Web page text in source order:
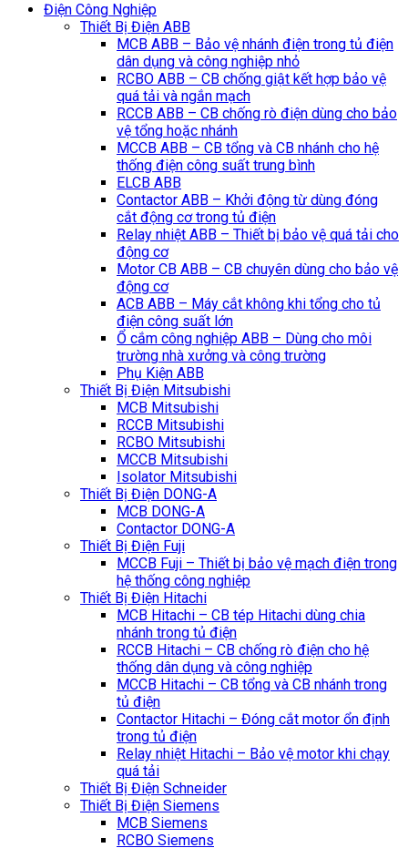
Điện Công Nghiệp
Thiết Bị Điện ABB
MCB ABB – Bảo vệ nhánh điện trong tủ điện
dân dụng và công nghiệp nhỏ
RCBO ABB – CB chống giật kết hợp bảo vệ
quá tải và ngắn mạch
RCCB ABB – CB chống rò điện dùng cho bảo
vệ tổng hoặc nhánh
MCCB ABB – CB tổng và CB nhánh cho hệ
thống điện công suất trung bình
ELCB ABB
Contactor ABB – Khởi động từ dùng đóng
cắt động cơ trong tủ điện
Relay nhiệt ABB – Thiết bị bảo vệ quá tải cho
động cơ
Motor CB ABB – CB chuyên dùng cho bảo vệ
động cơ
ACB ABB – Máy cắt không khi tổng cho tủ
điện công suất lớn
Ổ cắm công nghiệp ABB – Dùng cho môi
trường nhà xưởng và công trường
Phụ Kiện ABB
Thiết Bị Điện Mitsubishi
MCB Mitsubishi
RCCB Mitsubishi
RCBO Mitsubishi
MCCB Mitsubishi
Isolator Mitsubishi
Thiết Bị Điện DONG-A
MCB DONG-A
Contactor DONG-A
Thiết Bị Điện Fuji
MCCB Fuji – Thiết bị bảo vệ mạch điện trong
hệ thống công nghiệp
Thiết Bị Điện Hitachi
MCB Hitachi – CB tép Hitachi dùng chia
nhánh trong tủ điện
RCCB Hitachi – CB chống rò điện cho hệ
thống dân dụng và công nghiệp
MCCB Hitachi – CB tổng và CB nhánh trong
tủ điện
Contactor Hitachi – Đóng cắt motor ổn định
trong tủ điện
Relay nhiệt Hitachi – Bảo vệ motor khi chạy
quá tải
Thiết Bị Điện Schneider
Thiết Bị Điện Siemens
MCB Siemens
RCBO Siemens